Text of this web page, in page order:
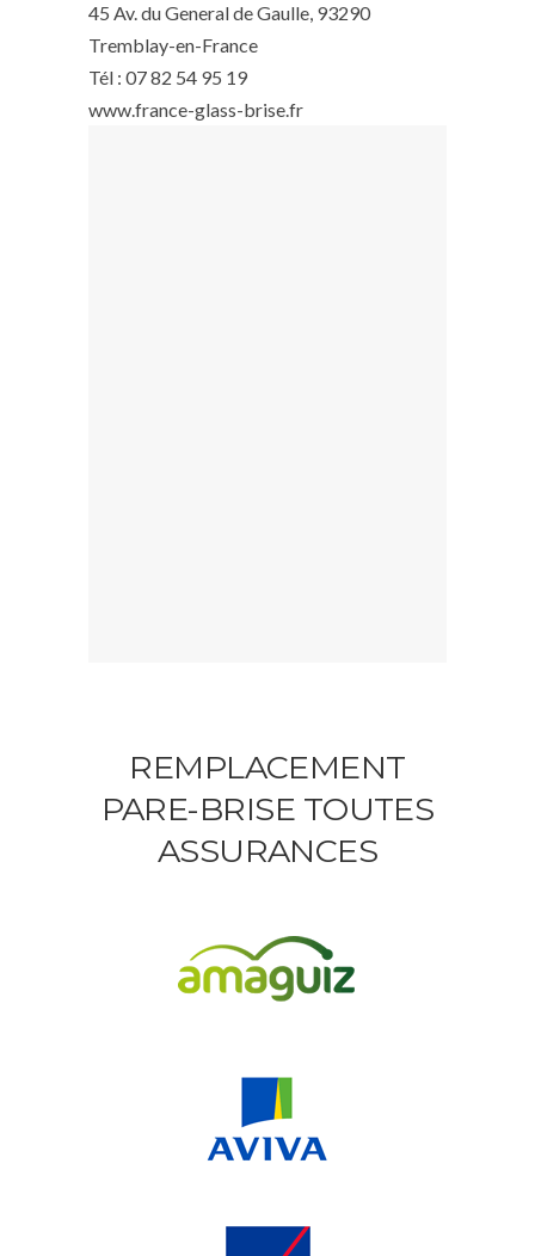
45 Av. du General de Gaulle, 93290
Tremblay-en-France
Tél : 07 82 54 95 19
www.france-glass-brise.fr
REMPLACEMENT
PARE-BRISE TOUTES
ASSURANCES